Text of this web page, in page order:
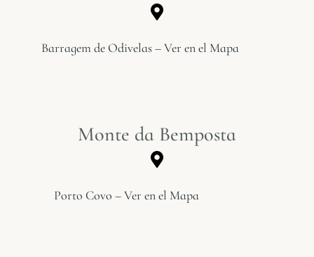
Barragem de Odivelas – Ver en el Mapa
Monte da Bemposta
Porto Covo – Ver en el Mapa